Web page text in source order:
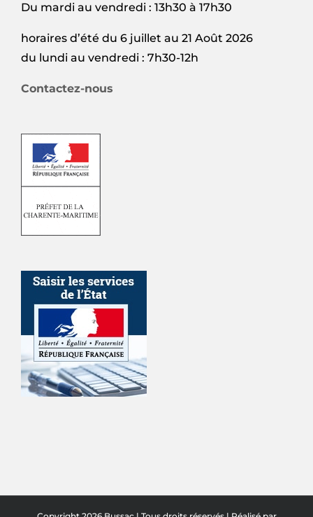
Du mardi au vendredi : 13h30 à 17h30
horaires d’été du 6 juillet au 21 Août 2026
du lundi au vendredi : 7h30-12h
Contactez-nous